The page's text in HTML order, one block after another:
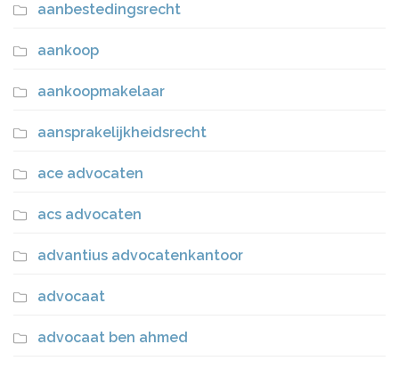
aanbestedingsrecht
aankoop
aankoopmakelaar
aansprakelijkheidsrecht
ace advocaten
acs advocaten
advantius advocatenkantoor
advocaat
advocaat ben ahmed